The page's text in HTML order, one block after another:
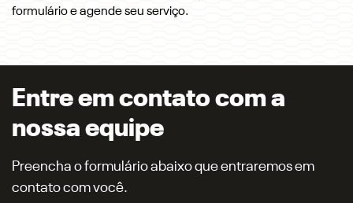
formulário e agende seu serviço.
Entre em contato com a
nossa equipe
Preencha o formulário abaixo que entraremos em
contato com você.